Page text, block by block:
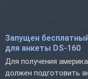
Запущен
для анкеты DS-160
Для получения
должен подготовить